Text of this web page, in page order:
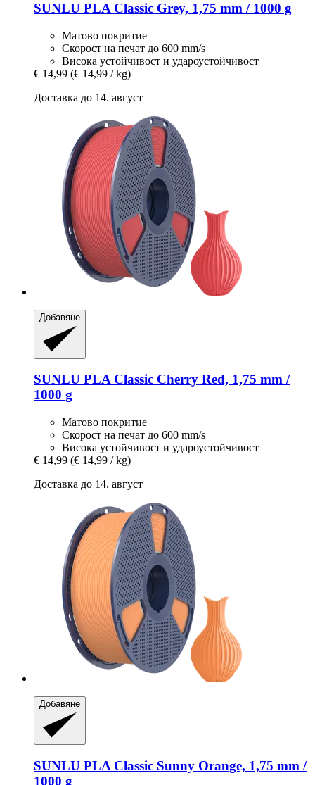
SUNLU PLA Classic Grey, 1,75 mm / 1000 g
Матово покритие
Скорост на печат до 600 mm/s
Висока устойчивост и удароустойчивост
€ 14,99 (€ 14,99 / kg)
Доставка до 14. август
Добавяне
SUNLU PLA Classic Cherry Red, 1,75 mm /
1000 g
Матово покритие
Скорост на печат до 600 mm/s
Висока устойчивост и удароустойчивост
€ 14,99 (€ 14,99 / kg)
Доставка до 14. август
Добавяне
SUNLU PLA Classic Sunny Orange, 1,75 mm /
1000 g